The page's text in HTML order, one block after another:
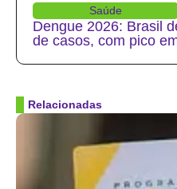
Saúde
Dengue 2026: Brasil
de casos, com pico
Relacionadas